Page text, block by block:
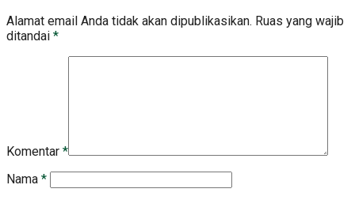
Alamat email Anda tidak akan dipublikasikan. Ruas yang wajib
ditandai *
Komentar *
Nama *